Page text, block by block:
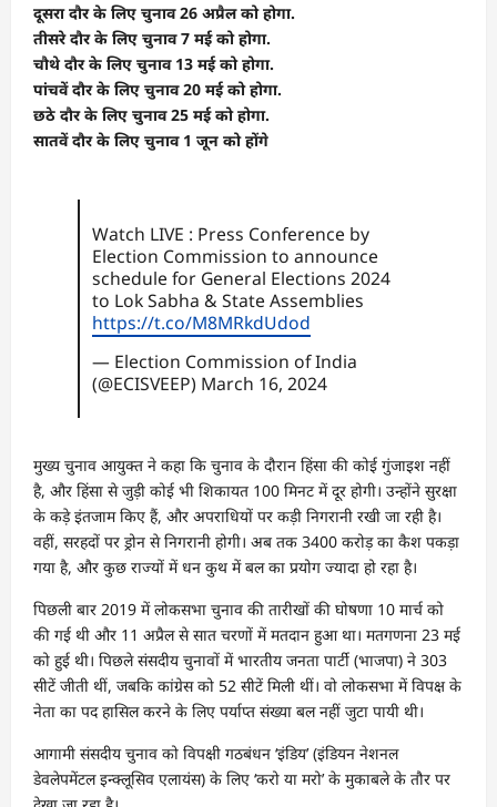
दूसरा दौर के लिए चुनाव 26 अप्रैल को होगा.
तीसरे दौर के लिए चुनाव 7 मई को होगा.
चौथे दौर के लिए चुनाव 13 मई को होगा.
पांचवें दौर के लिए चुनाव 20 मई को होगा.
छठे दौर के लिए चुनाव 25 मई को होगा.
सातवें दौर के लिए चुनाव 1 जून को होंगे
Watch LIVE : Press Conference by
Election Commission to announce
schedule for General Elections 2024
to Lok Sabha & State Assemblies
https://t.co/M8MRkdUdod
— Election Commission of India
(@ECISVEEP) March 16, 2024
मुख्य चुनाव आयुक्त ने कहा कि चुनाव के दौरान हिंसा की कोई गुंजाइश नहीं
है, और हिंसा से जुड़ी कोई भी शिकायत 100 मिनट में दूर होगी। उन्होंने सुरक्षा
के कड़े इंतजाम किए हैं, और अपराधियों पर कड़ी निगरानी रखी जा रही है।
वहीं, सरहदों पर ड्रोन से निगरानी होगी। अब तक 3400 करोड़ का कैश पकड़ा
गया है, और कुछ राज्यों में धन कुथ में बल का प्रयोग ज्यादा हो रहा है।
पिछली बार 2019 में लोकसभा चुनाव की तारीखों की घोषणा 10 मार्च को
की गई थी और 11 अप्रैल से सात चरणों में मतदान हुआ था। मतगणना 23 मई
को हुई थी। पिछले संसदीय चुनावों में भारतीय जनता पार्टी (भाजपा) ने 303
सीटें जीती थीं, जबकि कांग्रेस को 52 सीटें मिली थीं। वो लोकसभा में विपक्ष के
नेता का पद हासिल करने के लिए पर्याप्त संख्या बल नहीं जुटा पायी थी।
आगामी संसदीय चुनाव को विपक्षी गठबंधन ‘इंडिय’ (इंडियन नेशनल
डेवलेपमेंटल इन्क्लूसिव एलायंस) के लिए ‘करो या मरो’ के मुकाबले के तौर पर